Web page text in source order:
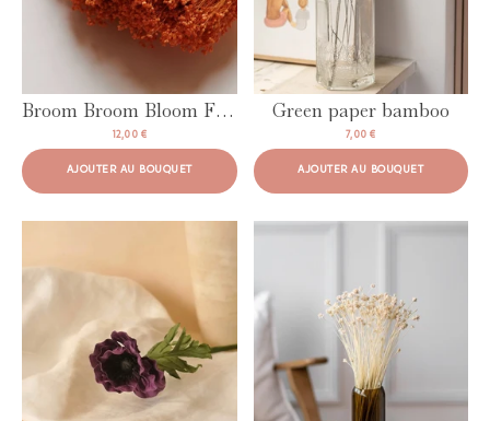
AJOUTER AU BOUQUET AJOUTER AU BOUQUET
Broom Broom Bloom Fishing
12,00 €
AJOUTER AU BOUQUET
Green paper bamboo
7,00 €
AJOUTER AU BOUQUET